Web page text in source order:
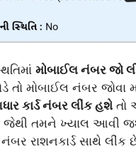
મોબાઈલ નંબર જો
તો મોબાઈલ નંબર
કાર્ડ નંબર લીંક હશે તો
જેથી તમને ખ્યાલ આવી
નંબર રાશનકાર્ડ સાથે લીંક